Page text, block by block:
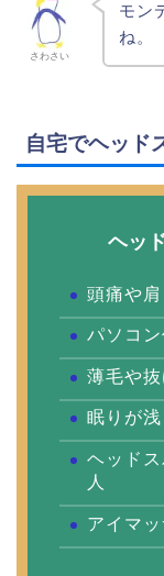
さわさい
モン
ね。
自宅でヘッド
ヘッ
頭痛や
パソコ
薄毛や
眠りが
ヘッド
人
アイマ